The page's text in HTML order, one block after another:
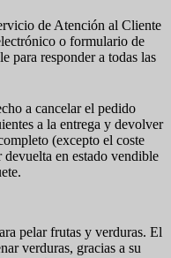
de Atención al Cliente
o formulario de
para responder a todas las
a cancelar el pedido
a la entrega y devolver
(excepto el coste
en estado vendible
pelar frutas y verduras. El
verduras, gracias a su